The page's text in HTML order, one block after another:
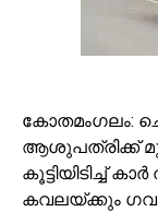
കോതമംഗലം:
ആശുപത്രിക്ക്
കൂട്ടിയിടിച്ച്
കവലയ്ക്കും